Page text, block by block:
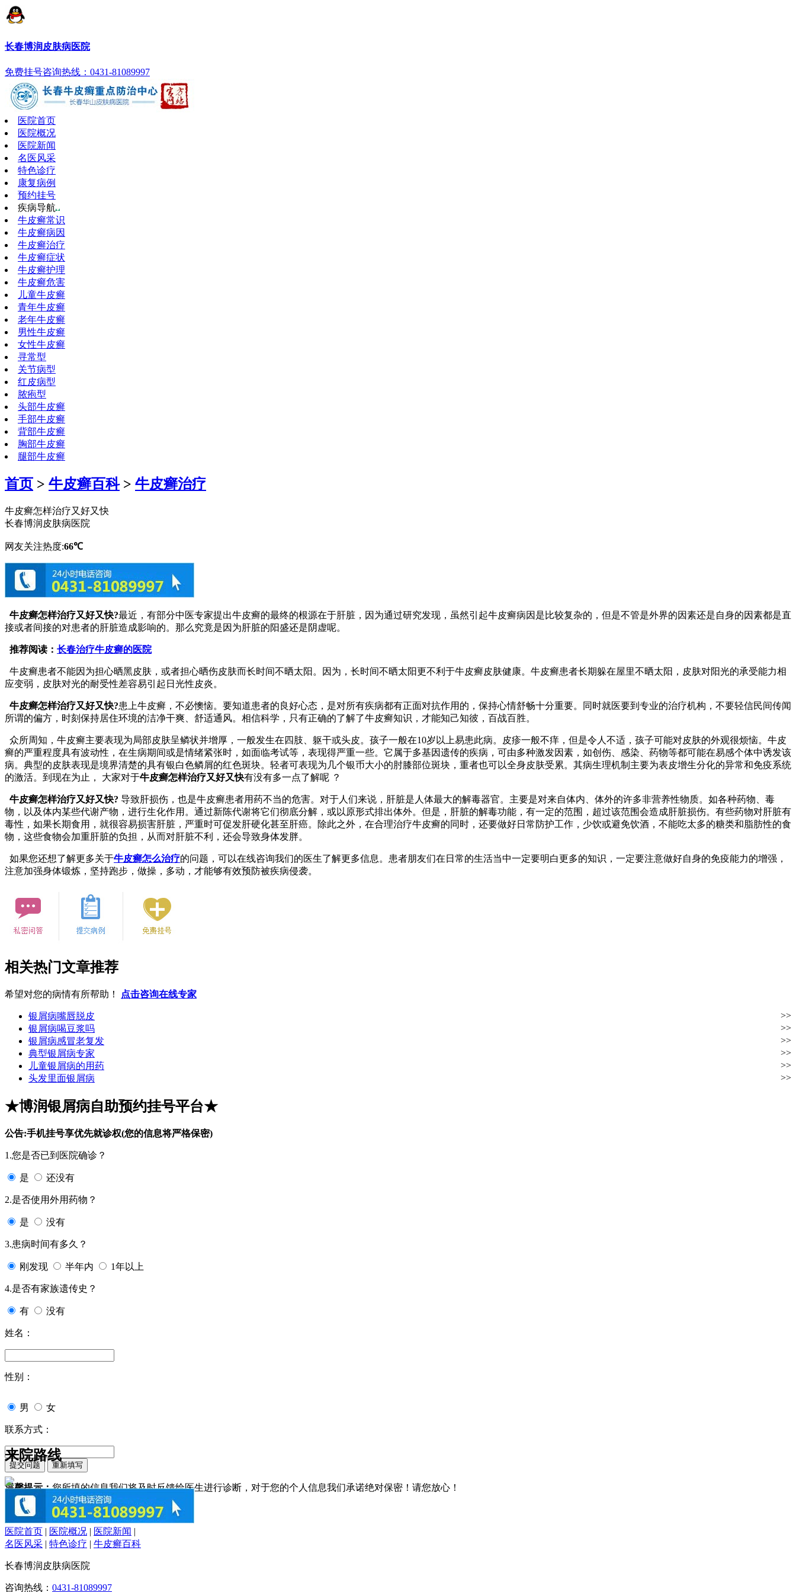
长春博润皮肤病医院
免费挂号咨询热线：0431-81089997
医院首页
医院概况
医院新闻
名医风采
特色诊疗
康复病例
预约挂号
疾病导航
牛皮癣常识
牛皮癣病因
牛皮癣治疗
牛皮癣症状
牛皮癣护理
牛皮癣危害
儿童牛皮癣
青年牛皮癣
老年牛皮癣
男性牛皮癣
女性牛皮癣
寻常型
关节病型
红皮病型
脓疱型
头部牛皮癣
手部牛皮癣
背部牛皮癣
胸部牛皮癣
腿部牛皮癣
首页 > 牛皮癣百科> 牛皮癣治疗
牛皮癣怎样治疗又好又快
长春博润皮肤病医院
网友关注热度:66℃
牛皮癣怎样治疗又好又快?最近，有部分中医专家提出牛皮癣的最终的根源在于肝脏，因为通过研究发现，虽然引起牛皮癣病因是比较复杂的，但是不管是外界的因素还是自身的因素都是直
接或者间接的对患者的肝脏造成影响的。那么究竟是因为肝脏的阳盛还是阴虚呢。
推荐阅读： 长春治疗牛皮癣的医院
牛皮癣患者不能因为担心晒黑皮肤，或者担心晒伤皮肤而长时间不晒太阳。因为，长时间不晒太阳更不利于牛皮癣皮肤健康。牛皮癣患者长期躲在屋里不晒太阳，皮肤对阳光的承受能力相
应变弱，皮肤对光的耐受性差容易引起日光性皮炎。
牛皮癣怎样治疗又好又快?患上牛皮癣，不必懊恼。要知道患者的良好心态，是对所有疾病都有正面对抗作用的，保持心情舒畅十分重要。同时就医要到专业的治疗机构，不要轻信民间传闻
所谓的偏方，时刻保持居住环境的洁净干爽、舒适通风。相信科学，只有正确的了解了牛皮癣知识，才能知己知彼，百战百胜。
众所周知，牛皮癣主要表现为局部皮肤呈鳞状并增厚，一般发生在四肢、躯干或头皮。孩子一般在10岁以上易患此病。皮疹一般不痒，但是令人不适，孩子可能对皮肤的外观很烦恼。牛皮
癣的严重程度具有波动性，在生病期间或是情绪紧张时，如面临考试等，表现得严重一些。它属于多基因遗传的疾病，可由多种激发因素，如创伤、感染、药物等都可能在易感个体中诱发该
病。典型的皮肤表现是境界清楚的具有银白色鳞屑的红色斑块。轻者可表现为几个银币大小的肘膝部位斑块，重者也可以全身皮肤受累。其病生理机制主要为表皮增生分化的异常和免疫系统
的激活。到现在为止， 大家对于牛皮癣怎样治疗又好又快有没有多一点了解呢 ？
牛皮癣怎样治疗又好又快? 导致肝损伤，也是牛皮癣患者用药不当的危害。对于人们来说，肝脏是人体最大的解毒器官。主要是对来自体内、体外的许多非营养性物质。如各种药物、毒
物，以及体内某些代谢产物，进行生化作用。通过新陈代谢将它们彻底分解，或以原形式排出体外。但是，肝脏的解毒功能，有一定的范围，超过该范围会造成肝脏损伤。有些药物对肝脏有
毒性，如果长期食用，就很容易损害肝脏，严重时可促发肝硬化甚至肝癌。除此之外，在合理治疗牛皮癣的同时，还要做好日常防护工作，少饮或避免饮酒，不能吃太多的糖类和脂肪性的食
物，这些食物会加重肝脏的负担，从而对肝脏不利，还会导致身体发胖。
如果您还想了解更多关于牛皮癣怎么治疗的问题，可以在线咨询我们的医生了解更多信息。患者朋友们在日常的生活当中一定要明白更多的知识，一定要注意做好自身的免疫能力的增强，
注意加强身体锻炼，坚持跑步，做操，多动，才能够有效预防被疾病侵袭。
相关热门文章推荐
希望对您的病情有所帮助！ 点击咨询在线专家
银屑病嘴唇脱皮
>>
银屑病喝豆浆吗
>>
银屑病感冒老复发
>>
典型银屑病专家
>>
儿童银屑病的用药
>>
头发里面银屑病
>>
★博润银屑病自助预约挂号平台★
公告:手机挂号享优先就诊权(您的信息将严格保密)
1.您是否已到医院确诊？
是 还没有
2.是否使用外用药物？
是 没有
3.患病时间有多久？
刚发现 半年内 1年以上
4.是否有家族遗传史？
有 没有
姓名：
性别：
男 女
联系方式：
温馨提示：您所填的信息我们将及时反馈给医生进行诊断，对于您的个人信息我们承诺绝对保密！请您放心！
来院路线
医院首页 | 医院概况 | 医院新闻 |
名医风采 | 特色诊疗 | 牛皮癣百科
长春博润皮肤病医院
咨询热线： 0431-81089997